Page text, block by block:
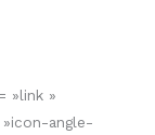
»link »
angle-